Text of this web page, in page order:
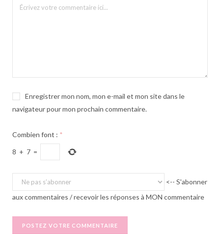
Enregistrer mon nom, mon e-mail et mon site dans le
navigateur pour mon prochain commentaire.
Combien font : *
8 + 7 =
<-- S'abonner
aux commentaires / recevoir les réponses à MON commentaire